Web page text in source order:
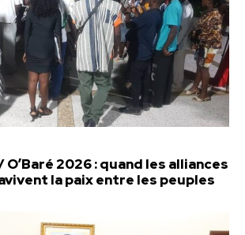
O’Baré 2026 : quand les alliances
la paix entre les peuples